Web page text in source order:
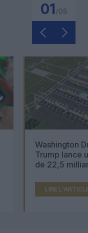
01
Washington
Trump lance
de 22,5
LIRE